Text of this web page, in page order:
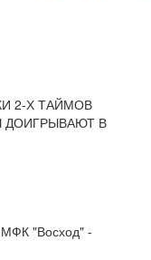
2-Х ТАЙМОВ
ДОИГРЫВАЮТ В
МФК "Восход" -